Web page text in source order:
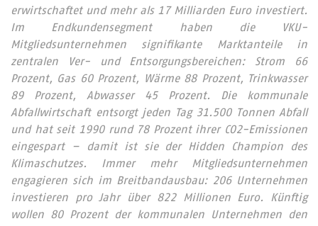
erwirtschaftet und mehr als 17 Milliarden Euro investiert.
Im Endkundensegment haben die VKU-
Mitgliedsunternehmen signifikante Marktanteile in
zentralen Ver- und Entsorgungsbereichen: Strom 66
Prozent, Gas 60 Prozent, Wärme 88 Prozent, Trinkwasser
89 Prozent, Abwasser 45 Prozent. Die kommunale
Abfallwirtschaft entsorgt jeden Tag 31.500 Tonnen Abfall
und hat seit 1990 rund 78 Prozent ihrer CO2-Emissionen
eingespart – damit ist sie der Hidden Champion des
Klimaschutzes. Immer mehr Mitgliedsunternehmen
engagieren sich im Breitbandausbau: 206 Unternehmen
investieren pro Jahr über 822 Millionen Euro. Künftig
wollen 80 Prozent der kommunalen Unternehmen den